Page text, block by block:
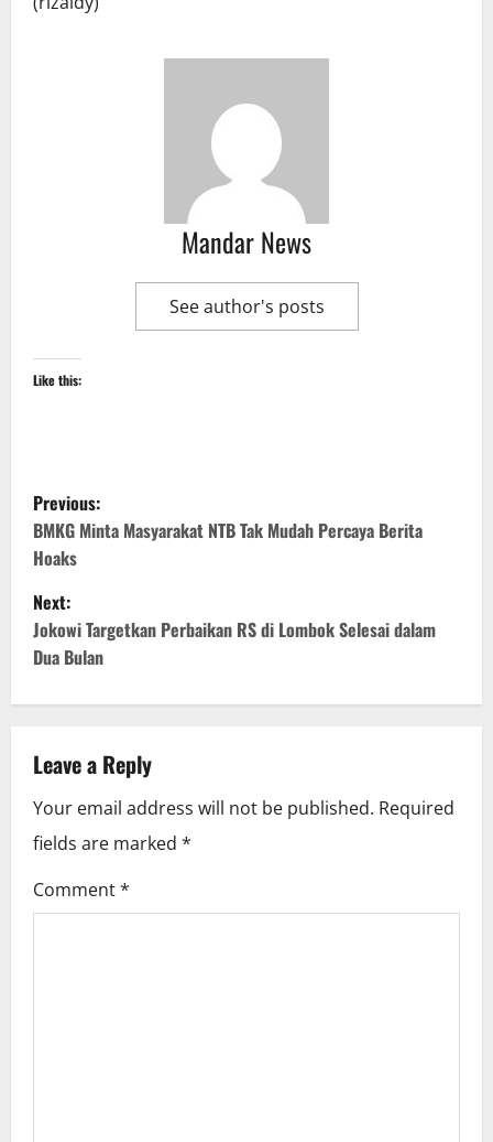
Mandar News
See author's posts
Like this:
P
o
s
t
n
v
i
g
a
Previous:
BMKG Minta Masyarakat NTB Tak Mudah Percaya Berita
Hoaks
Next:
Jokowi Targetkan Perbaikan RS di Lombok Selesai dalam
Dua Bulan
Leave a Reply
Your email address will not be published. Required
fields are marked *
Comment*